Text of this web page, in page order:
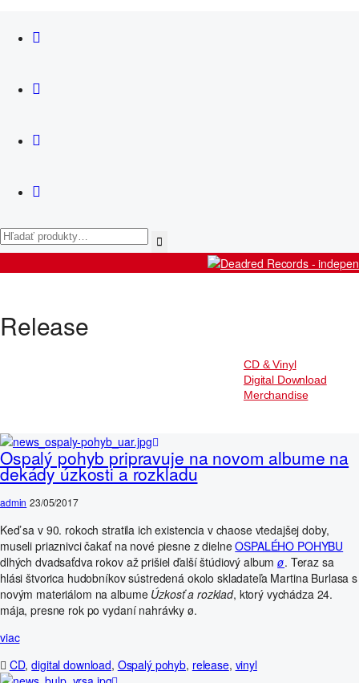
CD & Vinyl
Digital Download
Merchandise
Release
Ospalý pohyb pripravuje na novom albume na
dekády úzkosti a rozkladu
admin 23/05/2017
Keď sa v 90. rokoch stratila ich existencia v chaose vtedajšej doby,
museli priaznivci čakať na nové piesne z dielneOSPALÉHO POHYBU
dlhých dvadsaťdva rokov až prišiel ďalší štúdiový albumø. Teraz sa
hlási štvorica hudobníkov sústredená okolo skladateľa Martina Burlasa s
novým materiálom na albume Úzkosť a rozklad, ktorý vychádza 24.
mája, presne rok po vydaní nahrávky ø.
viac
CD,digital download, Ospalý pohyb, release, vinyl